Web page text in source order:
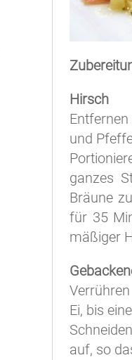
Hirsch
und
ganzes
Bräune
für 35
mäßiger
Ei, bis
auf, so